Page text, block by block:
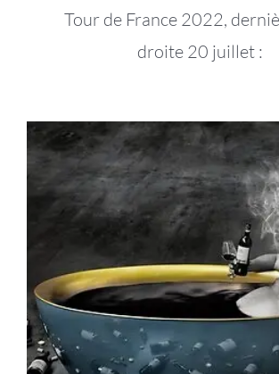
Tour de France 2022,
droite 20 juillet :